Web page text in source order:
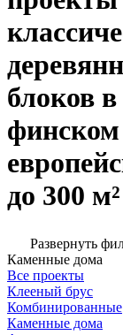
блоков
финском
до 300
Развернуть
Каменные дома
Все проекты
Клееный брус
Комбинированные
Каменные дома